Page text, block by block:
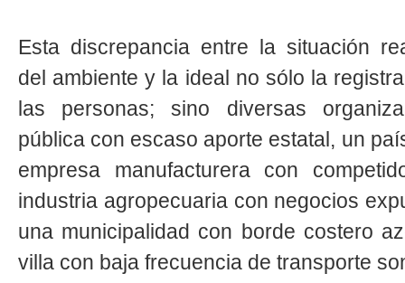
Esta discrepancia entre la situación
del ambiente y la ideal no sólo la
las personas; sino diversas
pública con escaso aporte estatal, un
empresa manufacturera con
industria agropecuaria con negocios
una municipalidad con borde costero
villa con baja frecuencia de transporte